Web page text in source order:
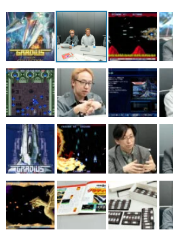
電ファミニコゲーマーとは？
運営：株式会社マレ